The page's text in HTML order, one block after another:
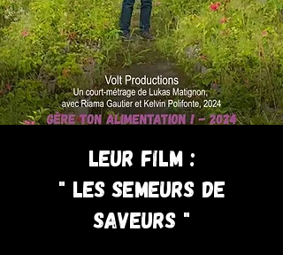
leur film :
" Les Semeurs de
Saveurs "